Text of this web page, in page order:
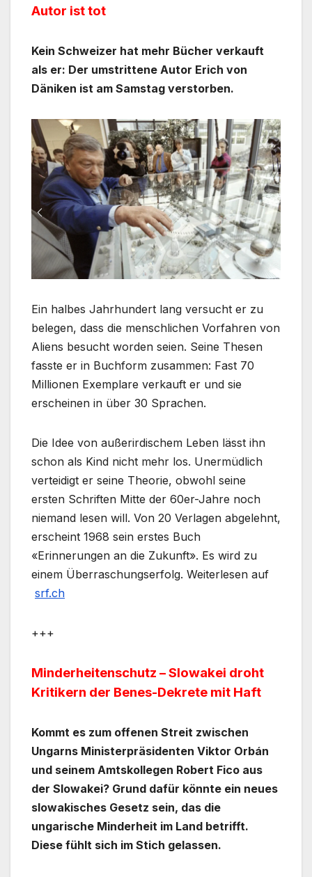
Autor ist tot
Kein Schweizer hat mehr Bücher verkauft
als er: Der umstrittene Autor Erich von
Däniken ist am Samstag verstorben.
Ein halbes Jahrhundert lang versucht er zu
belegen, dass die menschlichen Vorfahren von
Aliens besucht worden seien. Seine Thesen
fasste er in Buchform zusammen: Fast 70
Millionen Exemplare verkauft er und sie
erscheinen in über 30 Sprachen.
Die Idee von außerirdischem Leben lässt ihn
schon als Kind nicht mehr los. Unermüdlich
verteidigt er seine Theorie, obwohl seine
ersten Schriften Mitte der 60er-Jahre noch
niemand lesen will. Von 20 Verlagen abgelehnt,
erscheint 1968 sein erstes Buch
«Erinnerungen an die Zukunft». Es wird zu
einem Überraschungserfolg. Weiterlesen auf
srf.ch
+++
Minderheitenschutz – Slowakei droht
Kritikern der Benes-Dekrete mit Haft
Kommt es zum offenen Streit zwischen
Ungarns Ministerpräsidenten Viktor Orbán
und seinem Amtskollegen Robert Fico aus
der Slowakei? Grund dafür könnte ein neues
slowakisches Gesetz sein, das die
ungarische Minderheit im Land betrifft.
Diese fühlt sich im Stich gelassen.